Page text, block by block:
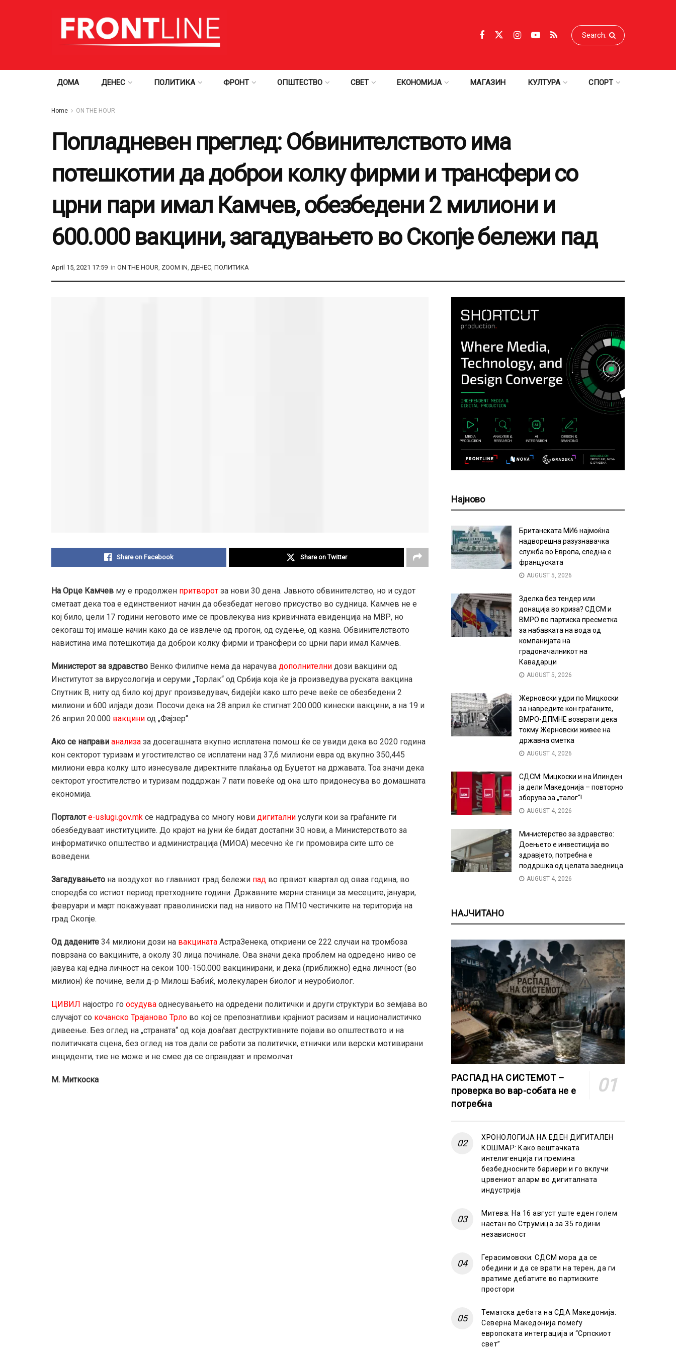
ДОМА ДЕНЕС ПОЛИТИКА ФРОНТ ОПШТЕСТВО СВЕТ ЕКОНОМИЈА МАГАЗИН КУЛТУРА СПОРТ
Home ON THE HOUR
Попладневен преглед: Обвинителството има
потешкотии да доброи колку фирми и трансфери со
црни пари имал Камчев, обезбедени 2 милиони и
600.000 вакцини, загадувањето во Скопје бележи пад
April 15, 2021 17:59 in ON THE HOUR, ZOOM IN, ДЕНЕС, ПОЛИТИКА
Share on Facebook Share on Twitter
На Орце Камчев му е продолжен притворот за нови 30 дена. Јавното обвинителство, но и судот
сметаат дека тоа е единствениот начин да обезбедат негово присуство во судница. Камчев не е
кој било, цели 17 години неговото име се провлекува низ кривичната евиденција на МВР, но
секогаш тој имаше начин како да се извлече од прогон, од судење, од казна. Обвинителството
навистина има потешкотија да доброи колку фирми и трансфери со црни пари имал Камчев.
Министерот за здравство Венко Филипче нема да нарачува дополнителни дози вакцини од
Институтот за вирусологија и серуми „Торлак“ од Србија која ќе ја произведува руската вакцина
Спутник В, ниту од било кој друг произведувач, бидејќи како што рече веќе се обезбедени 2
милиони и 600 илјади дози. Посочи дека на 28 април ќе стигнат 200.000 кинески вакцини, а на 19 и
26 април 20.000 вакцини од „Фајзер“.
Ако се направи анализа за досегашната вкупно исплатена помош ќе се увиди дека во 2020 година
кон секторот туризам и угостителство се исплатени над 37,6 милиони евра од вкупно 350,445
милиони евра колку што изнесувале директните плаќања од Буџетот на државата. Тоа значи дека
секторот угостителство и туризам поддржан 7 пати повеќе од она што придонесува во домашната
економија.
Порталот e-uslugi.gov.mk се надградува со многу нови дигитални услуги кои за граѓаните ги
обезбедуваат институциите. До крајот на јуни ќе бидат достапни 30 нови, а Министерството за
информатичко општество и администрација (МИОА) месечно ќе ги промовира сите што се
воведени.
Загадувањето на воздухот во главниот град бележи пад во првиот квартал од оваа година, во
споредба со истиот период претходните години. Државните мерни станици за месеците, јануари,
февруари и март покажуваат праволиниски пад на нивото на ПМ10 честичките на територија на
град Скопје.
Од дадените 34 милиони дози на вакцината АстраЗенека, откриени се 222 случаи на тромбоза
поврзана со вакцините, а околу 30 лица починале. Ова значи дека проблем на одредено ниво се
јавува кај една личност на секои 100-150.000 вакцинирани, и дека (приближно) една личност (во
милион) ќе почине, вели д-р Милош Бабиќ, молекуларен биолог и неуробиолог.
ЦИВИЛ најостро го осудува однесувањето на одредени политички и други структури во земјава во
случајот со кочанско Трајаново Трло во кој се препознатливи крајниот расизам и националистичко
дивеење. Без оглед на „страната“ од која доаѓаат деструктивните појави во општеството и на
политичката сцена, без оглед на тоа дали се работи за политички, етнички или верски мотивирани
инциденти, тие не може и не смее да се оправдаат и премолчат.
М. Миткоска
Најново
Британската МИ6 најмоќна
надворешна разузнавачка
служба во Европа, следна е
француската
AUGUST 5, 2026
Зделка без тендер или
донација во криза? СДСМ и
ВМРО во партиска пресметка
за набавката на вода од
компанијата на
градоначалникот на
Кавадарци
AUGUST 5, 2026
Жерновски удри по Мицкоски
за навредите кон граѓаните,
ВМРО-ДПМНЕ возврати дека
токму Жерновски живее на
државна сметка
AUGUST 4, 2026
СДСМ: Мицкоски и на Илинден
ја дели Македонија – повторно
зборува за „талог“!
AUGUST 4, 2026
Министерство за здравство:
Доењето е инвестиција во
здравјето, потребна е
поддршка од целата заедница
AUGUST 4, 2026
НАЈЧИТАНО
РАСПАД НА СИСТЕМОТ –
проверка во вар-собата не е
потребна
ХРОНОЛОГИЈА НА ЕДЕН ДИГИТАЛЕН
КОШМАР: Како вештачката
интелигенција ги премина
безбедносните бариери и го вклучи
црвениот аларм во дигиталната
индустрија
Митева: На 16 август уште еден голем
настан во Струмица за 35 години
независност
Герасимовски: СДСМ мора да се
обедини и да се врати на терен, да ги
вратиме дебатите во партиските
простори
Тематска дебата на СДА Македонија:
Северна Македонија помеѓу
европската интеграција и “Српскиот
свет”